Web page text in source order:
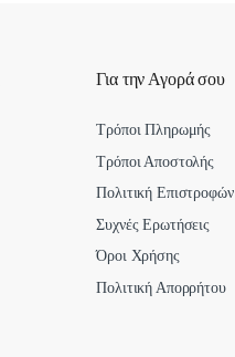
Για την Αγορά σου
Τρόποι Πληρωμής
Τρόποι Αποστολής
Πολιτική Επιστροφών
Συχνές Ερωτήσεις
Όροι Χρήσης
Πολιτική Απορρήτου